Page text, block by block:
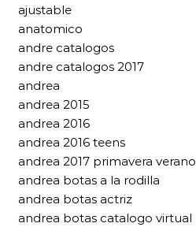
ajustable
anatomico
andre catalogos
andre catalogos 2017
andrea
andrea 2015
andrea 2016
andrea 2016 teens
andrea 2017 primavera verano
andrea botas a la rodilla
andrea botas actriz
andrea botas catalogo virtual